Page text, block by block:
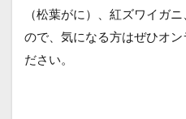
（松葉がに）、紅ズワイガ
ので、気になる方はぜひオ
ださい。